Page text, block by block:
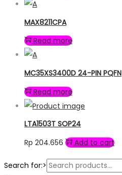
MAX8211CPA
Read more
MC35XS3400D 24-PIN PQFN
Read more
LTA1503T SOP24
Rp 204.656 Add to cart
Search for:>